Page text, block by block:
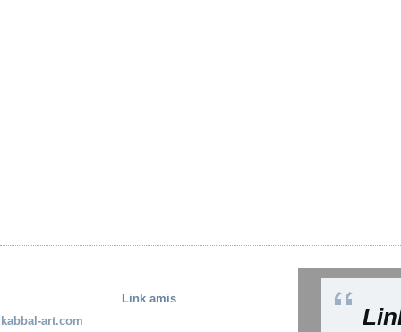
Link amis
kabbal-art.com